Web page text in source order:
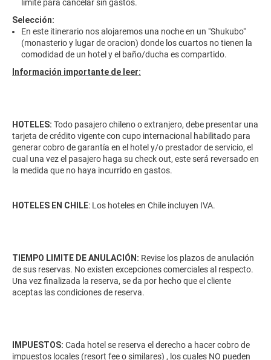
límite para cancelar sin gastos.
Selección:
En este itinerario nos alojaremos una noche en un "Shukubo"
(monasterio y lugar de oracion) donde los cuartos no tienen la
comodidad de un hotel y el baño/ducha es compartido.
Información importante de leer:
HOTELES: Todo pasajero chileno o extranjero, debe presentar una
tarjeta de crédito vigente con cupo internacional habilitado para
generar cobro de garantía en el hotel y/o prestador de servicio, el
cual una vez el pasajero haga su check out, este será reversado en
la medida que no haya incurrido en gastos.
HOTELES EN CHILE: Los hoteles en Chile incluyen IVA.
TIEMPO LIMITE DE ANULACIÓN: Revise los plazos de anulación
de sus reservas. No existen excepciones comerciales al respecto.
Una vez finalizada la reserva, se da por hecho que el cliente
aceptas las condiciones de reserva.
IMPUESTOS: Cada hotel se reserva el derecho a hacer cobro de
impuestos locales (resort fee o similares) , los cuales NO pueden